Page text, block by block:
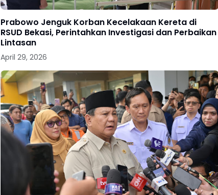
Prabowo Jenguk Korban Kecelakaan Kereta di
RSUD Bekasi, Perintahkan Investigasi dan Perbaikan
Lintasan
April 29, 2026